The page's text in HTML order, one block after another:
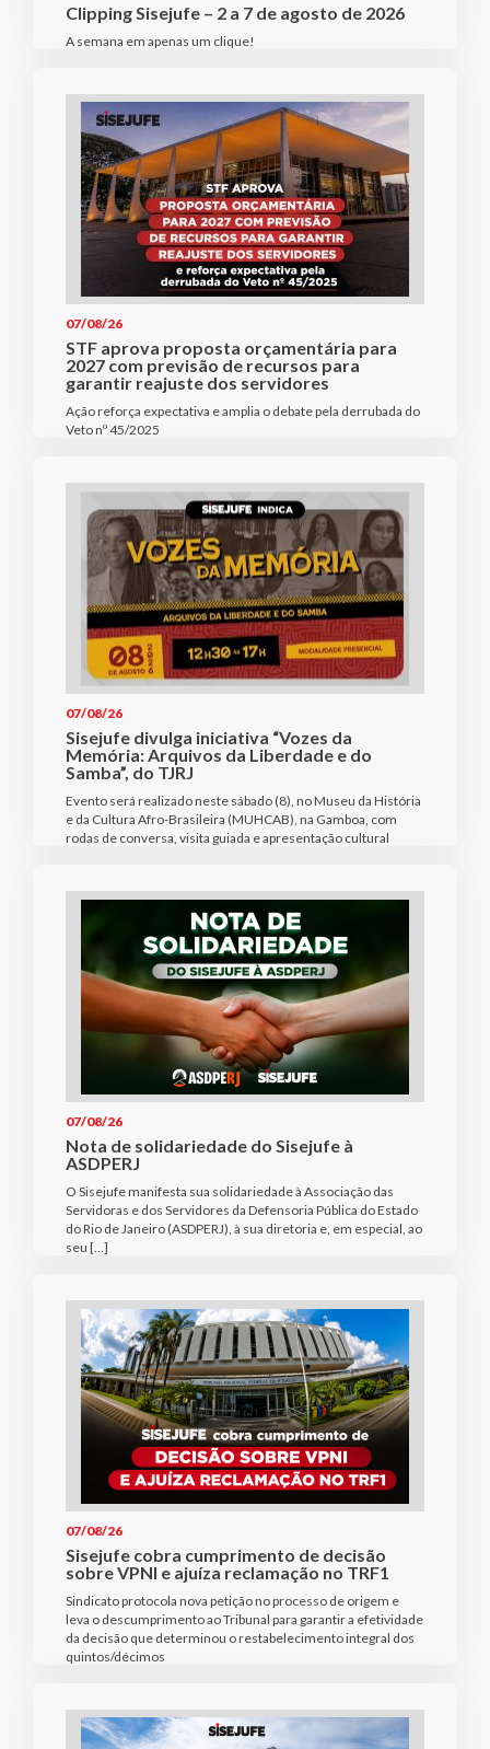
Clipping Sisejufe – 2 a 7 de agosto de 2026
A semana em apenas um clique!
07/08/26
STF aprova proposta orçamentária para
2027 com previsão de recursos para
garantir reajuste dos servidores
Ação reforça expectativa e amplia o debate pela derrubada do
Veto nº 45/2025
07/08/26
Sisejufe divulga iniciativa “Vozes da
Memória: Arquivos da Liberdade e do
Samba”, do TJRJ
Evento será realizado neste sábado (8), no Museu da História
e da Cultura Afro-Brasileira (MUHCAB), na Gamboa, com
rodas de conversa, visita guiada e apresentação cultural
07/08/26
Nota de solidariedade do Sisejufe à
ASDPERJ
O Sisejufe manifesta sua solidariedade à Associação das
Servidoras e dos Servidores da Defensoria Pública do Estado
do Rio de Janeiro (ASDPERJ), à sua diretoria e, em especial, ao
seu […]
07/08/26
Sisejufe cobra cumprimento de decisão
sobre VPNI e ajuíza reclamação no TRF1
Sindicato protocola nova petição no processo de origem e
leva o descumprimento ao Tribunal para garantir a efetividade
da decisão que determinou o restabelecimento integral dos
quintos/décimos